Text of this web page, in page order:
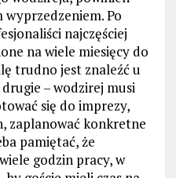
wyprzedzeniem. Po
najczęściej
na wiele miesięcy do
trudno jest znaleźć u
– wodzirej musi
się do imprezy,
zaplanować konkretne
pamiętać, że
godzin pracy, w